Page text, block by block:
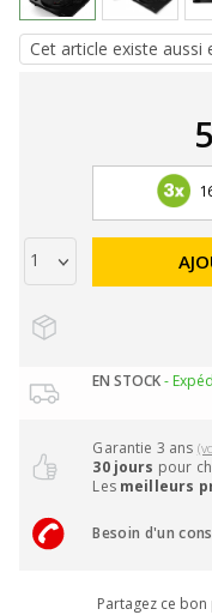
EN STOCK-
Garantie 3 ans
30 jours pour
Les meilleurs
Besoin d'un
Partagez ce bon